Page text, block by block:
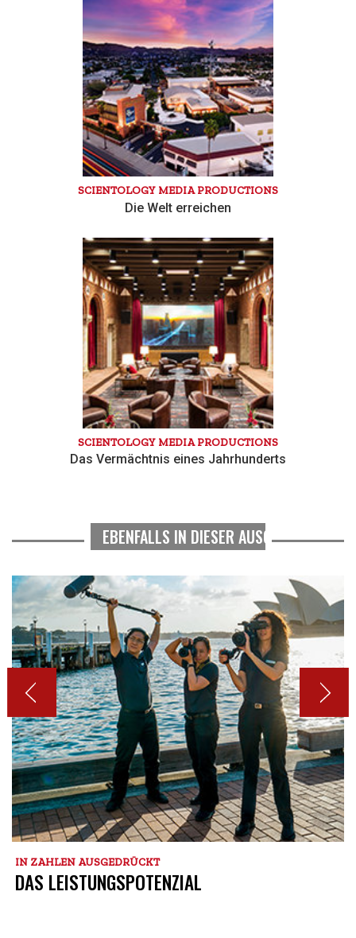
SCIENTOLOGY MEDIA PRODUCTIONS
Die Welt erreichen
SCIENTOLOGY MEDIA PRODUCTIONS
Das Vermächtnis eines Jahrhunderts
EBENFALLS IN DIESER AUSGABE
IN ZAHLEN AUSGEDRÜCKT
DAS LEISTUNGSPOTENZIAL